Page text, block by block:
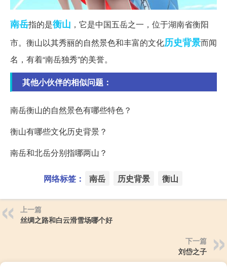
南岳指的是衡山 ，它是中国五岳之一，位于湖南省衡阳
市。衡山以其秀丽的自然景色和丰富的文化历史背景而闻
名，有着“南岳独秀”的美誉。
其他小伙伴的相似问题：
南岳衡山的自然景色有哪些特色？
衡山有哪些文化历史背景？
南岳和北岳分别指哪两山？
网络标签： 南岳 历史背景 衡山
上一篇
丝绸之路和白云滑雪场哪个好
下一篇
刘岱之子